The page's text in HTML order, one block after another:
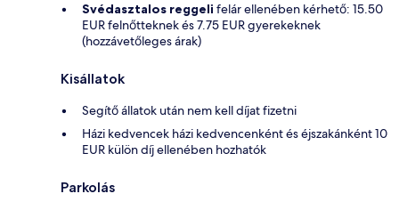
Svédasztalos reggeli felár ellenében kérhető: 15.50
EUR felnőtteknek és 7.75 EUR gyerekeknek
(hozzávetőleges árak)
Kisállatok
Segítő állatok után nem kell díjat fizetni
Házi kedvencek házi kedvencenként és éjszakánként 10
EUR külön díj ellenében hozhatók
Parkolás